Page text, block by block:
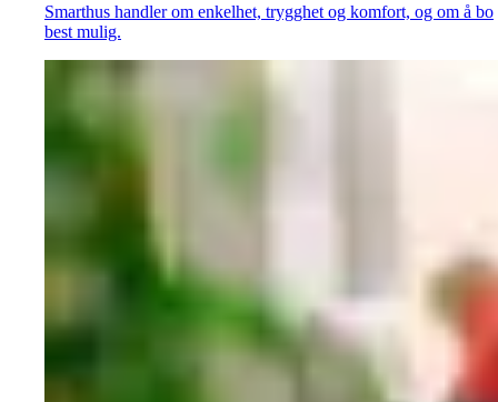
Smarthus handler om enkelhet, trygghet og komfort, og om å bo
best mulig.